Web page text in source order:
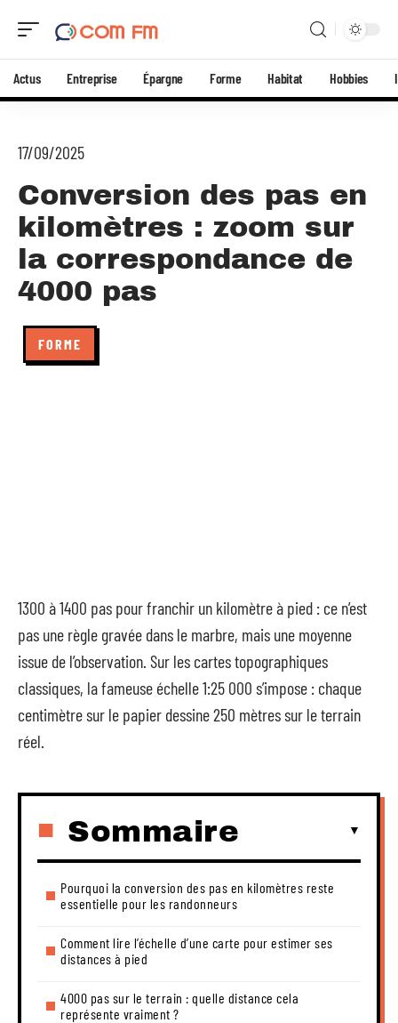
Actus Entreprise Épargne Forme Habitat Hobbies
17/09/2025
Conversion des pas en
kilomètres : zoom sur
la correspondance de
4000 pas
FORME
1300 à 1400 pas pour franchir un kilomètre à pied : ce n’est
pas une règle gravée dans le marbre, mais une moyenne
issue de l’observation. Sur les cartes topographiques
classiques, la fameuse échelle 1:25 000 s’impose : chaque
centimètre sur le papier dessine 250 mètres sur le terrain
réel.
Sommaire
Pourquoi la conversion des pas en kilomètres reste
essentielle pour les randonneurs
Comment lire l’échelle d’une carte pour estimer ses
distances à pied
4000 pas sur le terrain : quelle distance cela
représente vraiment ?